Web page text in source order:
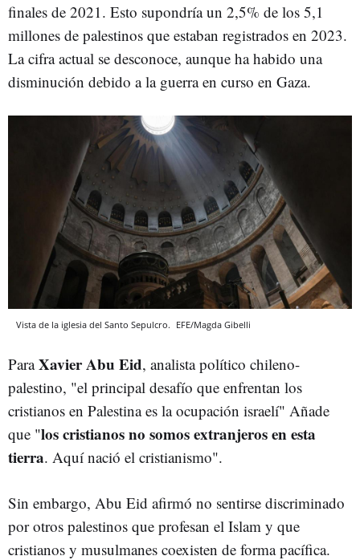
finales de 2021. Esto supondría un 2,5% de los 5,1
millones de palestinos que estaban registrados en 2023.
La cifra actual se desconoce, aunque ha habido una
disminución debido a la guerra en curso en Gaza.
Vista de la iglesia del Santo Sepulcro. EFE/Magda Gibelli
ParaXavier Abu Eid, analista político chileno-
palestino, "el principal desafío que enfrentan los
cristianos en Palestina es la ocupación israelí" Añade
que "los cristianos no somos extranjeros en esta
tierra. Aquí nació el cristianismo".
Sin embargo, Abu Eid afirmó no sentirse discriminado
por otros palestinos que profesan el Islam y que
cristianos y musulmanes coexisten de forma pacífica.